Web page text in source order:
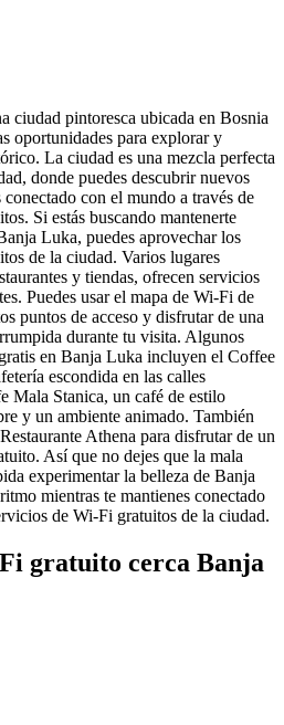
ciudad pintoresca ubicada en Bosnia
oportunidades para explorar y
La ciudad es una mezcla perfecta
donde puedes descubrir nuevos
con el mundo a través de
Si estás buscando mantenerte
Luka, puedes aprovechar los
de la ciudad. Varios lugares
y tiendas, ofrecen servicios
Puedes usar el mapa de Wi-Fi de
puntos de acceso y disfrutar de una
durante tu visita. Algunos
en Banja Luka incluyen el Coffee
escondida en las calles
Mala Stanica, un café de estilo
y un ambiente animado. También
Athena para disfrutar de un
Así que no dejes que la mala
experimentar la belleza de Banja
mientras te mantienes conectado
de Wi-Fi gratuitos de la ciudad.
gratuito cerca Banja